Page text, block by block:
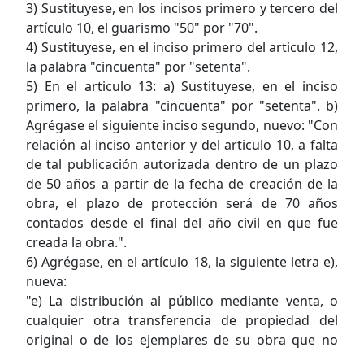
3) Sustituyese, en los incisos primero y tercero del
artículo 10, el guarismo "50" por "70".
4) Sustituyese, en el inciso primero del articulo 12,
la palabra "cincuenta" por "setenta".
5) En el articulo 13: a) Sustituyese, en el inciso
primero, la palabra "cincuenta" por "setenta". b)
Agrégase el siguiente inciso segundo, nuevo: "Con
relación al inciso anterior y del articulo 10, a falta
de tal publicación autorizada dentro de un plazo
de 50 años a partir de la fecha de creación de la
obra, el plazo de protección será de 70 años
contados desde el final del año civil en que fue
creada la obra.".
6) Agrégase, en el artículo 18, la siguiente letra e),
nueva:
"e) La distribución al público mediante venta, o
cualquier otra transferencia de propiedad del
original o de los ejemplares de su obra que no